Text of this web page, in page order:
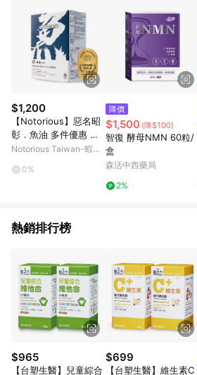
主。 7. 點數回饋將依照蝦皮提供扣除折價券
終金額進行計算。 8. 同一商品品項(即便不同
入同一筆返點上限進行計算 9. 用戶需於同一
自動跳轉 APP，請在 APP交易）。 10. 若使
式，將拆分成不同筆訂單編號發送通知。 11.
可能會有攤提折抵導致訂單金額些微落差 12.
購跳轉紀錄與蝦皮的會員ID進行綁定，若後續
媒體來源導入蝦皮官網，則七天內於該蝦皮帳
會被蝦皮認列為該LINE用戶導購跳轉時所成立
一用戶使用一個以上蝦皮帳號透過LINE購物進
致無法收到導購通知，亦可能無法收到點數
注意以下行為將可能導致無法取得 LINE
使用非指定之途徑及方式完成交易，或經由蝦
徑不符合回饋資格或規則者。 15. 若有贈點爭
LINE購物訂單紀錄已呈現：「非本次前往蝦皮
合回饋資格」，則不受理此案件。 [注意事項] 1.如導購途中用戶
進行 LINE POINTS 回饋 2.若購買過程中關閉蝦皮APP，則需重
新透過LINE購物前往蝦皮商城，否則無法進
饋。 / 3.如用戶先前往蝦皮商城將商品加入購物車，後續透過
LINE購物前往至蝦皮商城將購物車結清，此
Points 回饋 4.若因系統異常無法追蹤訂單，
點數回饋，蝦皮保有更改條款與法律追訴之
價格若與蝦皮賣場實際價格有異，以蝦皮賣
饋，依蝦皮系統盼為最終判定標準
$1,200
【Notorious】惡名昭
彰．魚油 多件優惠 魚
油 高Omega-3 保健食
Notorious Taiwan-蝦皮
0%
降價
$1,500 (降$100)
智復 酵母NMN 60粒/
盒
森活中西藥局
2%
熱銷排行榜
$965
【台塑生醫】兒童綜合
$699
【台塑生醫】維生素C